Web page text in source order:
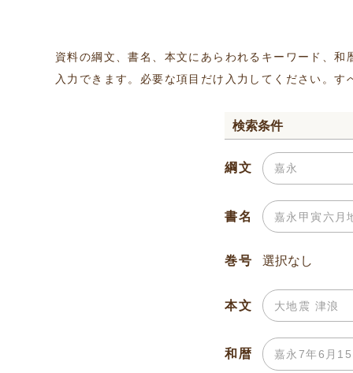
資料の綱文、書名、本文にあらわれるキーワード、
入力できます。必要な項目だけ入力してください。
検索条件
綱文
書名
巻号
本文
和暦